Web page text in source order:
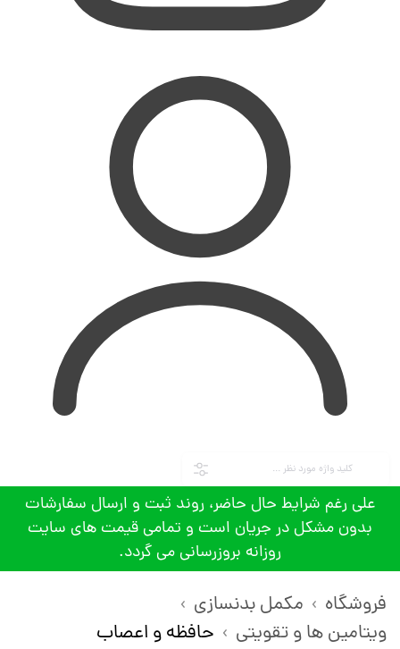
علی رغم شرایط حال حاضر، روند ثبت و ارسال سفارشات
بدون مشکل در جریان است و تمامی قیمت های سایت
روزانه بروزرسانی می گردد.
فروشگاه
مکمل بدنسازی
ویتامین ها و تقویتی
حافظه و اعصاب